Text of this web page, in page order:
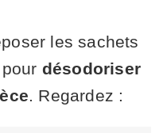
les sachets
désodoriser
. Regardez :